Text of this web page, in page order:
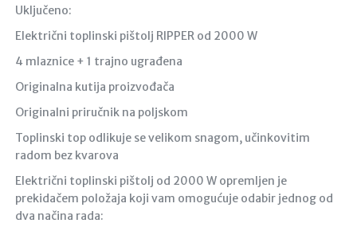
Uključeno:
Električni toplinski pištolj RIPPER od 2000 W
4 mlaznice + 1 trajno ugrađena
Originalna kutija proizvođača
Originalni priručnik na poljskom
Toplinski top odlikuje se velikom snagom, učinkovitim
radom bez kvarova
Električni toplinski pištolj od 2000 W opremljen je
prekidačem položaja koji vam omogućuje odabir jednog od
dva načina rada: